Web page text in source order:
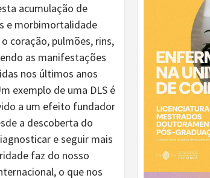
acumulação de
e morbimortalidade
coração, pulmões, rins,
as manifestações
nos últimos anos
exemplo de uma DLS é
a um efeito fundador
a descoberta do
e seguir mais
faz do nosso
o que nos